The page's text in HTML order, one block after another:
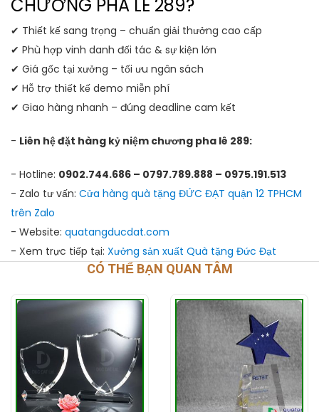
CHƯƠNG PHA LÊ 289?
✔ Thiết kế sang trọng – chuẩn giải thưởng cao cấp
✔ Phù hợp vinh danh đối tác & sự kiện lớn
✔ Giá gốc tại xưởng – tối ưu ngân sách
✔ Hỗ trợ thiết kế demo miễn phí
✔ Giao hàng nhanh – đúng deadline cam kết
- Liên hệ đặt hàng kỷ niệm chương pha lê 289:
- Hotline: 0902.744.686 – 0797.789.888 – 0975.191.513
- Zalo tư vấn: Cửa hàng quà tặng ĐỨC ĐẠT quận 12 TPHCM
trên Zalo
- Website: quatangducdat.com
- Xem trực tiếp tại: Xưởng sản xuất Quà tặng Đức Đạt
CÓ THỂ BẠN QUAN TÂM